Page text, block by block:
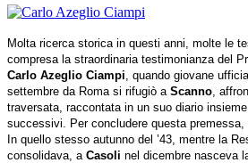
Molta ricerca storica in questi anni, molte le
compresa la straordinaria testimonianza del
Carlo Azeglio Ciampi , quando giovane
settembre da Roma si rifugiò a Scanno ,
traversata, raccontata in un suo diario
successivi. Per concludere questa premessa,
In quello stesso autunno del ’43, mentre la
consolidava, a Casoli nel dicembre nasceva